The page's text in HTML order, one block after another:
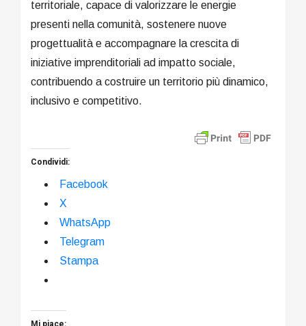
territoriale, capace di valorizzare le energie
presenti nella comunità, sostenere nuove
progettualità e accompagnare la crescita di
iniziative imprenditoriali ad impatto sociale,
contribuendo a costruire un territorio più dinamico,
inclusivo e competitivo.
Condividi:
Facebook
X
WhatsApp
Telegram
Stampa